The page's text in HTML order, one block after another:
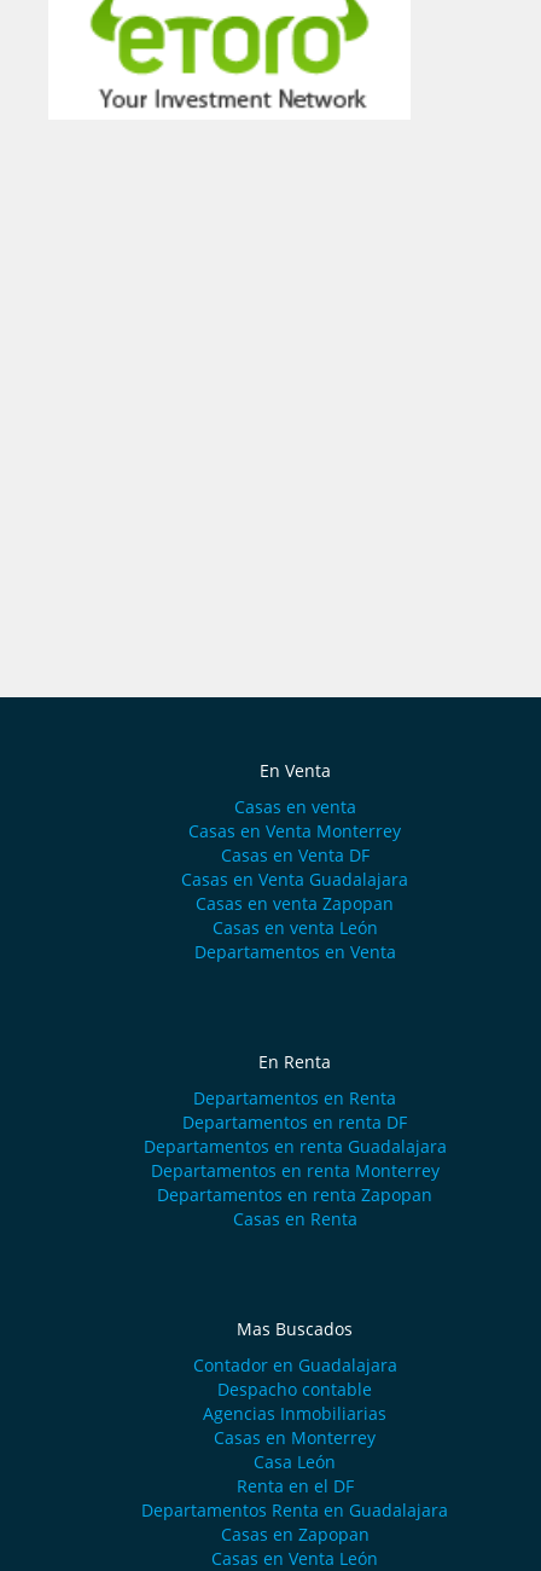
En Venta
Casas en venta
Casas en Venta Monterrey
Casas en Venta DF
Casas en Venta Guadalajara
Casas en venta Zapopan
Casas en venta León
Departamentos en Venta
En Renta
Departamentos en Renta
Departamentos en renta DF
Departamentos en renta Guadalajara
Departamentos en renta Monterrey
Departamentos en renta Zapopan
Casas en Renta
Mas Buscados
Contador en Guadalajara
Despacho contable
Agencias Inmobiliarias
Casas en Monterrey
Casa León
Renta en el DF
Departamentos Renta en Guadalajara
Casas en Zapopan
Casas en Venta León